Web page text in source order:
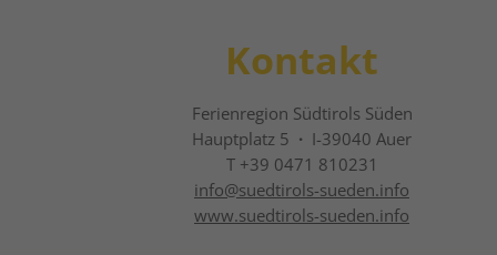
Kontakt
Ferienregion Südtirols Süden
Hauptplatz 5 · I-39040 Auer
T +39 0471 810231
info@suedtirols-sueden.info
www.suedtirols-sueden.info